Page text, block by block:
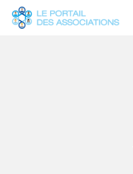
Panneau de gestion des cookies